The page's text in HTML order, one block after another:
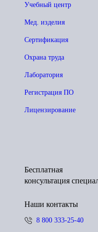
Учебный центр
Мед. изделия
Сертификация
Охрана труда
Лаборатория
Регистрация ПО
Лицензирование
Бесплатная
консультация
Наши контакты
8 800 333-25-40